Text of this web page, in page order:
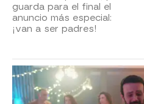
guarda para el final el
anuncio más especial:
¡van a ser padres!